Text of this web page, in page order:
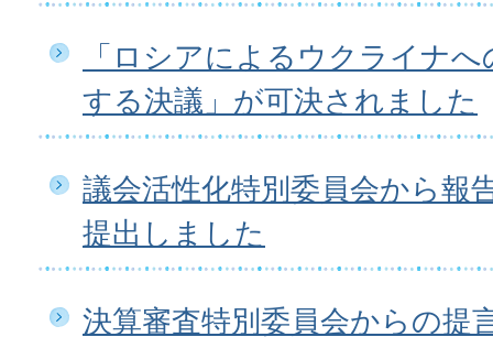
「ロシアによるウクライナ
する決議」が可決されました
議会活性化特別委員会から報
提出しました
決算審査特別委員会からの提